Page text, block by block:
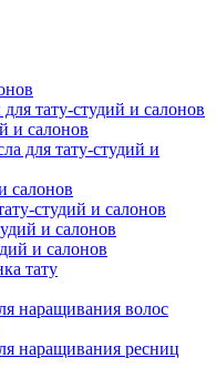
тату-студий и салонов
и салонов
для тату-студий и
салонов
студий и салонов
и салонов
и салонов
тату
наращивания волос
наращивания ресниц